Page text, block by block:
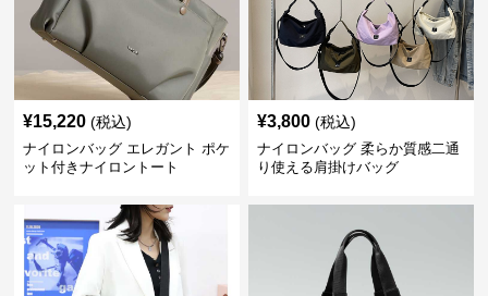
¥15,220 (税込)
ナイロンバッグ エレガント ポケ
ット付きナイロントート
¥3,800 (税込)
ナイロンバッグ 柔らか質感二通
り使える肩掛けバッグ